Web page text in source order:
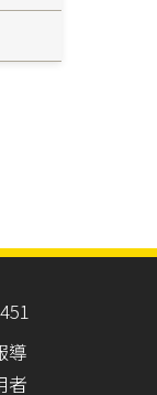
導
者